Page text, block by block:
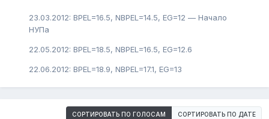
23.03.2012: BPEL=16.5, NBPEL=14.5, EG=12 — Начало
НУПа
22.05.2012: BPEL=18.5, NBPEL=16.5, EG=12.6
22.06.2012: BPEL=18.9, NBPEL=17.1, EG=13
СОРТИРОВАТЬ ПО ГОЛОСАМ СОРТИРОВАТЬ ПО ДАТЕ